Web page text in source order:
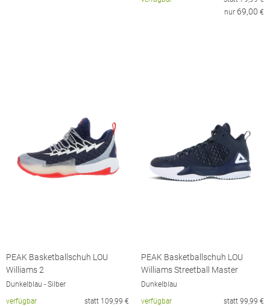
nur 69,00 €
PEAK Basketballschuh LOU
Williams 2
Dunkelblau - Silber
verfügbar
statt 109,99 €
PEAK Basketballschuh LOU
Williams Streetball Master
Dunkelblau
verfügbar
statt 99,99 €